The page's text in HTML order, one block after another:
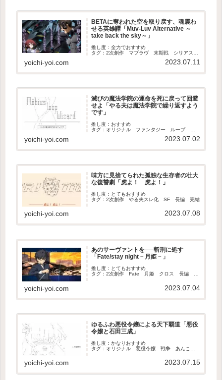
BETAに奪われた空を取り戻す、魂震わ
せる英雄譚「Muv-Luv Alternative ～
take back the sky～」
推し度：全力でおすすめ
タグ：2次創作 マブラヴ 末期戦 シリアス
yoichi-yoi.com 2023.07.11
滅びの魔法学院の運命を死に戻って回避
せよ「やる夫は魔法学院で繰り返すよう
です」
推し度：おすすめ
タグ：オリジナル ファンタジー ループ 長
yoichi-yoi.com 2023.07.02
味方に見捨てられた孤独な生存者の壮大
な復讐劇「虎よ！ 虎よ！」
推し度：とてもおすすめ
タグ：2次創作 やる夫スレ化 SF 長編 完結
yoichi-yoi.com 2023.07.08
あのサーヴァントを──斬刑に処す
「Fate/stay night－月姫－」
推し度：とてもおすすめ
タグ：2次創作 Fate 月姫 クロス 長編 完
yoichi-yoi.com 2023.07.04
ゆるふわ悪役令嬢による天下覇道「悪役
令嬢と石田三成」
推し度：かなりおすすめ
タグ：オリジナル 悪役令嬢 戦争 あんこス
yoichi-yoi.com 2023.07.15